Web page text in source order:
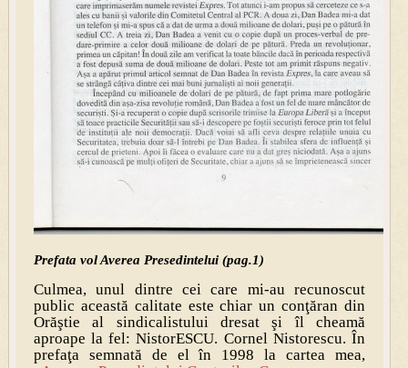
Prefata vol Averea Presedintelui (pag.1)
Culmea, unul dintre cei care mi-au recunoscut
public această calitate este chiar un conţăran din
Orăştie al sindicalistului dresat şi îl cheamă
aproape la fel: NistorESCU. Cornel Nistorescu. În
prefaţa semnată de el în 1998 la cartea mea,